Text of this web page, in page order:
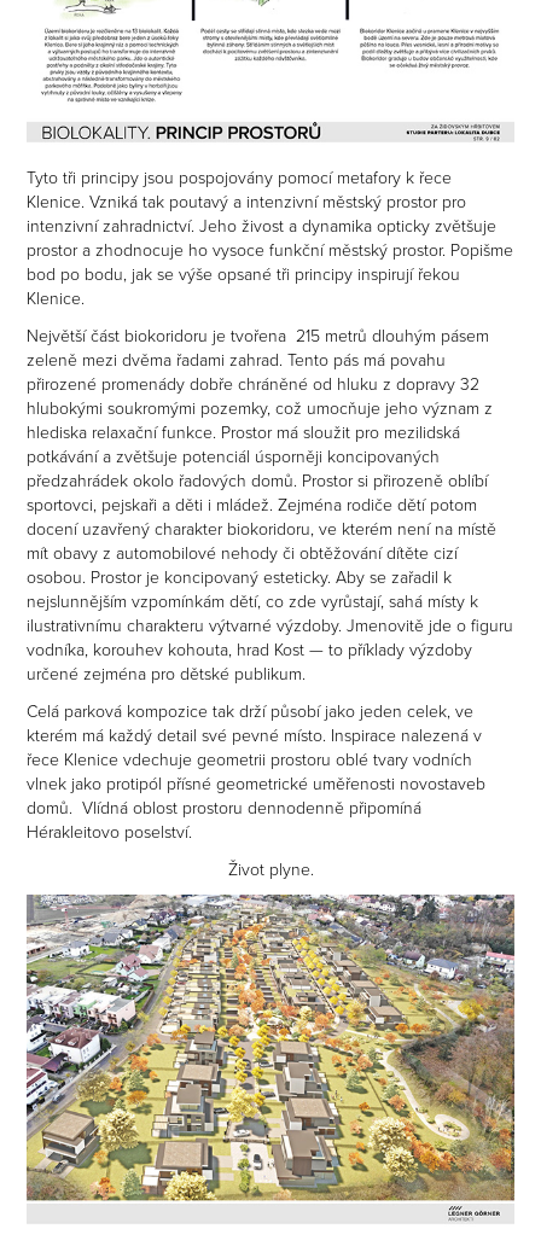
Tyto tři principy jsou pospojovány pomocí metafory k řece
Klenice. Vzniká tak poutavý a intenzivní městský prostor pro
intenzivní zahradnictví. Jeho živost a dynamika opticky zvětšuje
prostor a zhodnocuje ho vysoce funkční městský prostor. Popišme
bod po bodu, jak se výše opsané tři principy inspirují řekou
Klenice.
Největší část biokoridoru je tvořena 215 metrů dlouhým pásem
zeleně mezi dvěma řadami zahrad. Tento pás má povahu
přirozené promenády dobře chráněné od hluku z dopravy 32
hlubokými soukromými pozemky, což umocňuje jeho význam z
hlediska relaxační funkce. Prostor má sloužit pro mezilidská
potkávání a zvětšuje potenciál úsporněji koncipovaných
předzahrádek okolo řadových domů. Prostor si přirozeně oblíbí
sportovci, pejskaři a děti i mládež. Zejména rodiče dětí potom
docení uzavřený charakter biokoridoru, ve kterém není na místě
mít obavy z automobilové nehody či obtěžování dítěte cizí
osobou. Prostor je koncipovaný esteticky. Aby se zařadil k
nejslunnějším vzpomínkám dětí, co zde vyrůstají, sahá místy k
ilustrativnímu charakteru výtvarné výzdoby. Jmenovitě jde o figuru
vodníka, korouhev kohouta, hrad Kost — to příklady výzdoby
určené zejména pro dětské publikum.
Celá parková kompozice tak drží působí jako jeden celek, ve
kterém má každý detail své pevné místo. Inspirace nalezená v
řece Klenice vdechuje geometrii prostoru oblé tvary vodních
vlnek jako protipól přísné geometrické uměřenosti novostaveb
domů. Vlídná oblost prostoru dennodenně připomíná
Hérakleitovo poselství.
Život plyne.